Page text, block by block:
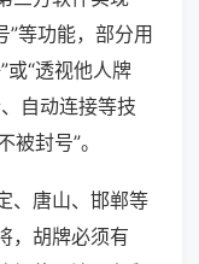
”等功能，部分用
或“透视他人牌
自动连接等技
被封号”。
、唐山、邯郸等
，胡牌必须有